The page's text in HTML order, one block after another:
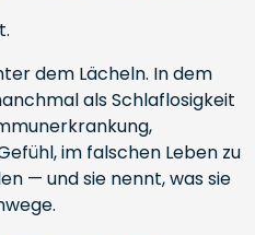
dem Lächeln. In dem
als Schlaflosigkeit
im falschen Leben zu
— und sie nennt, was sie